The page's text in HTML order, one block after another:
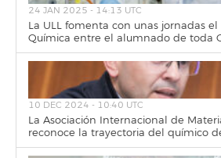
24 JAN 2025 - 14:13 UTC
La ULL fomenta con unas jornadas
Química entre el alumnado de toda
10 DEC 2024 - 10:40 UTC
La Asociación Internacional de
reconoce la trayectoria del químico